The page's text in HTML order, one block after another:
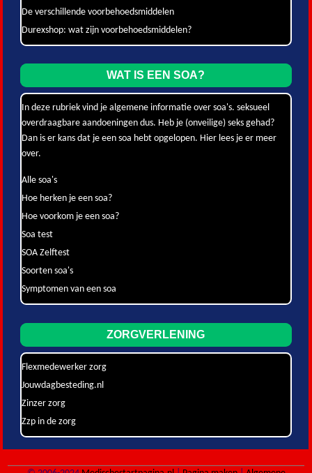
De verschillende voorbehoedsmiddelen
Durexshop: wat zijn voorbehoedsmiddelen?
WAT IS EEN SOA?
In deze rubriek vind je algemene informatie over soa's. seksueel
overdraagbare aandoeningen dus. Heb je (onveilige) seks gehad?
Dan is er kans dat je een soa hebt opgelopen. Hier lees je er meer
over.
Alle soa's
Hoe herken je een soa?
Hoe voorkom je een soa?
Soa test
SOA Zelftest
Soorten soa's
Symptomen van een soa
ZORGVERLENING
Flexmedewerker zorg
Jouwdagbesteding.nl
Zinzer zorg
Zzp in de zorg